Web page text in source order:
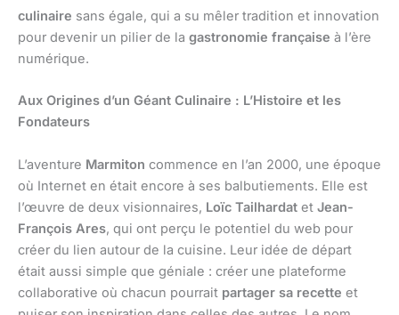
culinaire sans égale, qui a su mêler tradition et innovation
pour devenir un pilier de la gastronomie française à l’ère
numérique.
Aux Origines d’un Géant Culinaire : L’Histoire et les
Fondateurs
L’aventure Marmiton commence en l’an 2000, une époque
où Internet en était encore à ses balbutiements. Elle est
l’œuvre de deux visionnaires, Loïc Tailhardat et Jean-
François Ares, qui ont perçu le potentiel du web pour
créer du lien autour de la cuisine. Leur idée de départ
était aussi simple que géniale : créer une plateforme
collaborative où chacun pourrait partager sa recette et